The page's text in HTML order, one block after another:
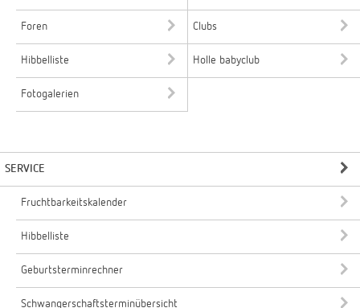
Foren Clubs
Hibbelliste Holle babyclub
Fotogalerien
SERVICE
Fruchtbarkeitskalender
Hibbelliste
Geburtsterminrechner
Schwangerschaftsterminübersicht